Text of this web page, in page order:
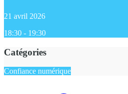
21 avril 2026
18:30 - 19:30
Catégories
Confiance numérique